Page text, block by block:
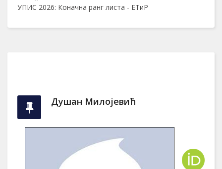
УПИС 2026: Коначна ранг листа - ЕТиР
Душан Милојевић